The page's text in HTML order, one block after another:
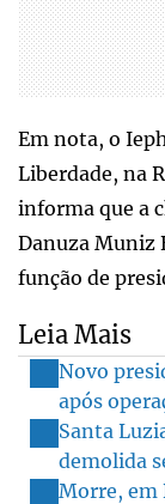
Em nota, o
Liberdade, na
informa que a
Danuza Muniz
função de
Leia Mais
Novo
após
Santa
demolida
Morre, em